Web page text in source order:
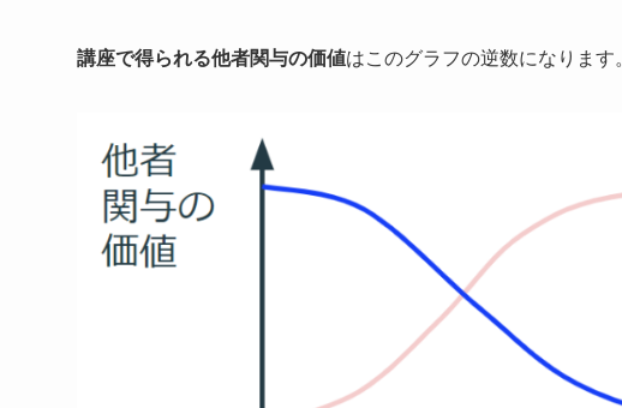
講座で得られる他者関与の価値はこのグラフの逆数になります。